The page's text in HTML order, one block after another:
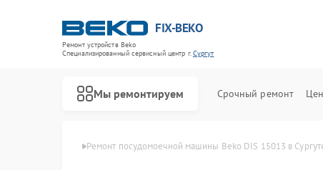
FIX-BEKO
Ремонт устройств Beko
Специализированный cервисный центр г.Сургут
Мы ремонтируем Срочный ремонт
Ремонт посудомоечной машины Beko DIS 15013 в